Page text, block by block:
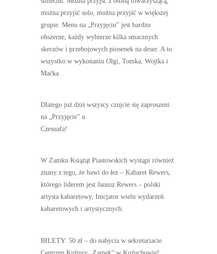
można przyjść solo, można przyjść w większej
grupie. Menu na „Przyjęciu” jest bardzo
obszerne, każdy wybierze kilka smacznych
skeczów i przebojowych piosenek na deser. A to
wszystko w wykonaniu Olgi, Tomka, Wojtka i
Maćka.
Dlatego już dziś wszyscy czujcie się zaproszeni
na „Przyjęcie” u
Czesuafa!
W Zamku Książąt Piastowskich wystąpi również
znany z tego, że bawi do łez – Kabaret Rewers,
którego liderem jest Janusz Rewers – polski
artysta kabaretowy, Inicjator wielu wydarzeń
kabaretowych i artystycznych.
BILETY: 50 zł – do nabycia w sekretariacie
Centrum Kultury „Zamek” w Kożuchowie!